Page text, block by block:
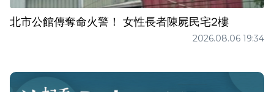
北市公館傳奪命火警！ 女性長者陳屍民宅2樓
2026.08.06 19:34